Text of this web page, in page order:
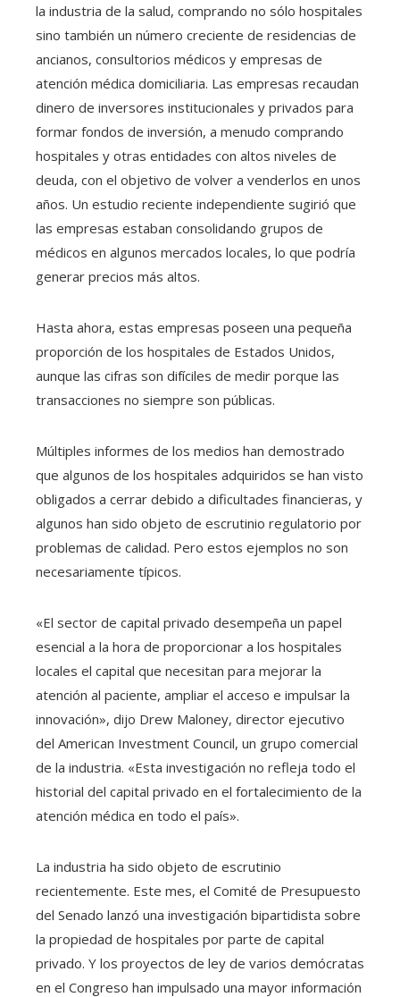
la industria de la salud, comprando no sólo hospitales
sino también un número creciente de residencias de
ancianos, consultorios médicos y empresas de
atención médica domiciliaria. Las empresas recaudan
dinero de inversores institucionales y privados para
formar fondos de inversión, a menudo comprando
hospitales y otras entidades con altos niveles de
deuda, con el objetivo de volver a venderlos en unos
años. Un estudio reciente independiente sugirió que
las empresas estaban consolidando grupos de
médicos en algunos mercados locales, lo que podría
generar precios más altos.
Hasta ahora, estas empresas poseen una pequeña
proporción de los hospitales de Estados Unidos,
aunque las cifras son difíciles de medir porque las
transacciones no siempre son públicas.
Múltiples informes de los medios han demostrado
que algunos de los hospitales adquiridos se han visto
obligados a cerrar debido a dificultades financieras, y
algunos han sido objeto de escrutinio regulatorio por
problemas de calidad. Pero estos ejemplos no son
necesariamente típicos.
«El sector de capital privado desempeña un papel
esencial a la hora de proporcionar a los hospitales
locales el capital que necesitan para mejorar la
atención al paciente, ampliar el acceso e impulsar la
innovación», dijo Drew Maloney, director ejecutivo
del American Investment Council, un grupo comercial
de la industria. «Esta investigación no refleja todo el
historial del capital privado en el fortalecimiento de la
atención médica en todo el país».
La industria ha sido objeto de escrutinio
recientemente. Este mes, el Comité de Presupuesto
del Senado lanzó una investigación bipartidista sobre
la propiedad de hospitales por parte de capital
privado. Y los proyectos de ley de varios demócratas
en el Congreso han impulsado una mayor información